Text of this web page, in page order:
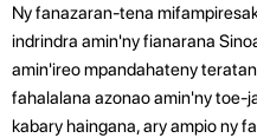
Ny fanazaran-tena
indrindra amin'ny fianarana
amin'ireo mpandahateny
fahalalana azonao amin'ny toe-
kabary haingana, ary ampio ny